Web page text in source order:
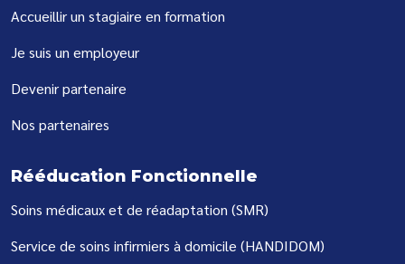
Accueillir un stagiaire en formation
Je suis un employeur
Devenir partenaire
Nos partenaires
Rééducation Fonctionnelle
Soins médicaux et de réadaptation (SMR)
Service de soins infirmiers à domicile (HANDIDOM)